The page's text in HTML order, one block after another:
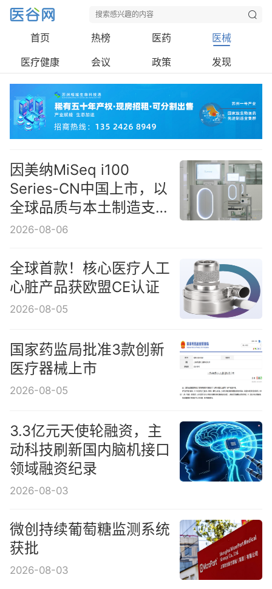
首页 热榜 医药
医械
医疗健康
会议 政策 发现
因美纳MiSeq i100
Series-CN中国上市，以
全球品质与本土制造支持
中国客户测序能力建设
2026-08-06
全球首款！核心医疗人工
心脏产品获欧盟CE认证
2026-08-05
国家药监局批准3款创新
医疗器械上市
2026-08-05
3.3亿元天使轮融资，主
动科技刷新国内脑机接口
领域融资纪录
2026-08-03
微创持续葡萄糖监测系统
获批
2026-08-03